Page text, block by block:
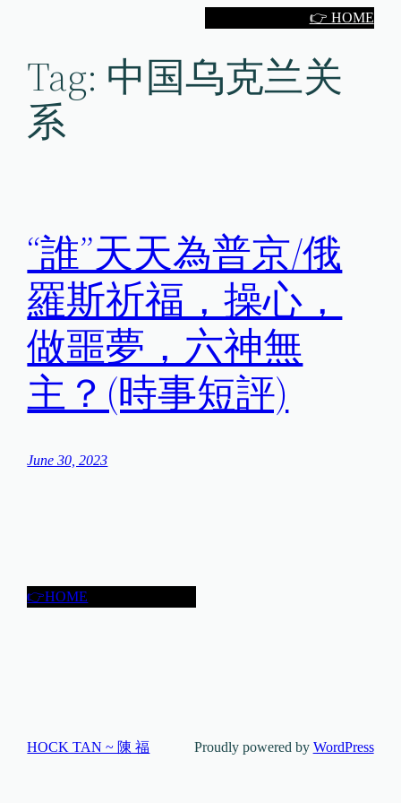
👉 HOME
Tag: 中国乌克兰关
系
“誰”天天為普京/俄
羅斯祈福，操心，
做噩夢，六神無
主？(時事短評)
June 30, 2023
👉HOME
HOCK TAN ~ 陳 福 Proudly powered by WordPress